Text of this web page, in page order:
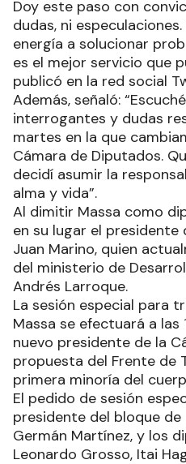
Doy este paso con
dudas, ni
energía a solucionar
es el mejor servicio que
publicó en la red social
Además, señaló:
interrogantes y dudas
martes en la que
Cámara de Diputados.
decidí asumir la
alma y vida”.
Al dimitir Massa como
en su lugar el presidente
Juan Marino, quien
del ministerio de
Andrés Larroque.
La sesión especial para
Massa se efectuará a las
nuevo presidente de la
propuesta del Frente de
primera minoría del
El pedido de sesión
presidente del bloque de
Germán Martínez, y los
Leonardo Grosso, Itai